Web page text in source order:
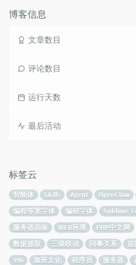
博客信息
文章数目
评论数目
运行天数
最后活动
标签云
智能体 Skills Agent OpenClaw
编程等宽字体
编程字体 Sublime
服务器面板
WEB环境 PHP中文网
数据抓取
三级联动 同事关系 前
996
加班文化 程序员 服务器